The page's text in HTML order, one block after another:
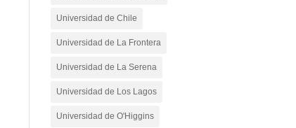
Universidad de Chile
Universidad de La Frontera
Universidad de La Serena
Universidad de Los Lagos
Universidad de O'Higgins